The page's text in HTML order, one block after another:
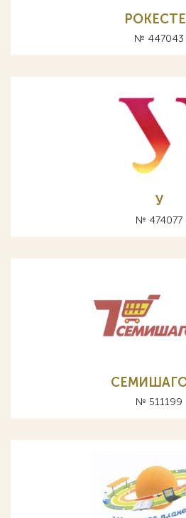
№ 447043
У
№ 474077
№ 511199